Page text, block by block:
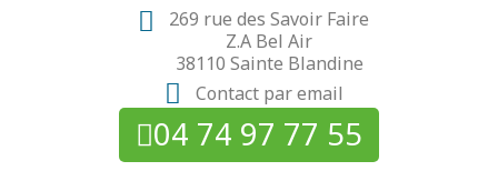
269 rue des Savoir Faire
Z.A Bel Air
38110 Sainte Blandine
Contact par email
04 74 97 77 55